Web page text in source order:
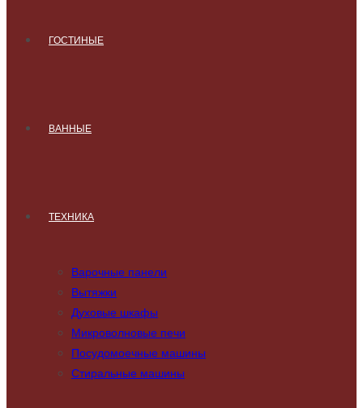
ГОСТИНЫЕ
ВАННЫЕ
ТЕХНИКА
Варочные панели
Вытяжки
Духовые шкафы
Микроволновые печи
Посудомоечные машины
Стиральные машины